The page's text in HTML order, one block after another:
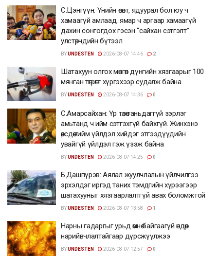
С.Цэнгүүн: Үнийн өсөлт, ядуурал бол юу ч
хамаагүй амлаад, ямар ч аргаар хамаагүй
дахин сонгогдох гэсэн “сайхан сэтгэлт”
улстөрчдийн бүтээл
BYUNDESTEN 2026-08-07 14:46 2
Шатахуун олгох мөнгөн дүнгийн хязгаарыг 100
мянган төгрөгт хүргэхээр судалж байна
BYUNDESTEN 2026-08-07 14:36 0
С.Амарсайхан: Үр төлөө таньдаггүй зэрлэг
амьтанд ч ийм сэтгэхгүй байхгүй. Жинхэнэ
өөрсдөө тийм үйлдэл хийдэг этгээдүүдийн
увайгүй үйлдэл гэж үзэж байна
BYUNDESTEN 2026-08-07 14:25 0
Б.Дашпүрэв: Аялал жуулчлалын үйлчилгээ
эрхэлдэг иргэд таних тэмдгийн хүрээгээр
шатахууныг хязгаарлалтгүй авах боломжтой
BYUNDESTEN 2026-08-07 13:58 1
Нарны гадаргыг урьд өмнө байгаагүй өндөр
нарийвчлалтайгаар дүрсжүүлжээ
BYUNDESTEN 2026-08-07 12:57 0